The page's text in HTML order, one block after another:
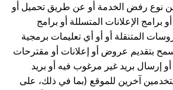
نوع رفض الخدمة أو عن طريق تحميل أو
برامج الإعلانات المتسللة أو برامج
المتنقلة أو أو أي تعليمات برمجية
بتقديم عروض أو إعلانات أو مقترحات
إرسال بريد غير مرغوب فيه أو بريد
آخرين للموقع (بما في ذلك، على